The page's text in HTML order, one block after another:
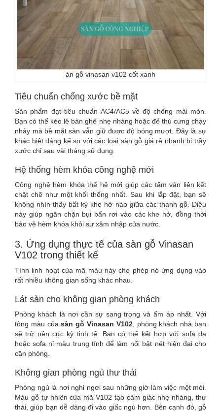
àn gỗ vinasan v102 cốt xanh
Tiêu chuẩn chống xước bề mặt
Sản phẩm đạt tiêu chuẩn AC4/AC5 về độ chống mài mòn.
Bạn có thể kéo lê bàn ghế nhẹ nhàng hoặc để thú cưng chạy
nhảy mà bề mặt sàn vẫn giữ được độ bóng mượt. Đây là sự
khác biệt đáng kể so với các loại sàn gỗ giá rẻ nhanh bị trầy
xước chỉ sau vài tháng sử dụng.
Hệ thống hèm khóa công nghệ mới
Công nghệ hèm khóa thế hệ mới giúp các tấm ván liên kết
chặt chẽ như một khối thống nhất. Sau khi lắp đặt, bạn sẽ
không nhìn thấy bất kỳ khe hở nào giữa các thanh gỗ. Điều
này giúp ngăn chặn bụi bẩn rơi vào các khe hở, đồng thời
bảo vệ hèm khóa khỏi sự xâm nhập của nước.
3. Ứng dụng thực tế của sàn gỗ Vinasan
V102 trong thiết kế
Tính linh hoạt của mã màu này cho phép nó ứng dụng vào
rất nhiều không gian sống khác nhau.
Lát sàn cho không gian phòng khách
Phòng khách là nơi cần sự sang trọng và ấm áp nhất. Với
tông màu củasàn gỗ Vinasan V102, phòng khách nhà bạn
sẽ trở nên cực kỳ tinh tế. Bạn có thể kết hợp với sofa da
hoặc sofa nỉ màu trung tính để làm nổi bật nét hiện đại cho
căn phòng.
Không gian phòng ngủ thư thái
Phòng ngủ là nơi nghỉ ngơi sau những giờ làm việc mệt mỏi.
Màu gỗ tự nhiên của mã V102 tạo cảm giác nhẹ nhàng, thư
thái, giúp bạn dễ dàng đi vào giấc ngủ hơn. Bên cạnh đó, gỗ